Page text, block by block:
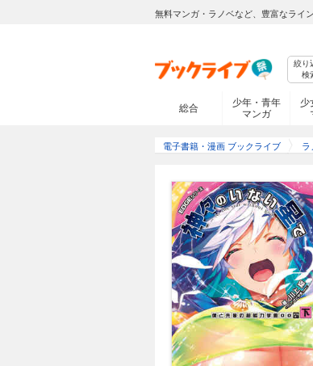
無料マンガ・ラノベなど、豊富なライ
絞り
検
総合
少年・青年
マンガ
少
電子書籍・漫画 ブックライブ